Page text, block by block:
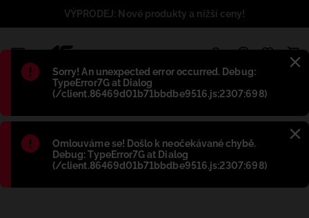
Błąd:
Sorry! An unexpected error occurred. Debug:
TypeError7G at Dialog
(/client.86469d01b71bbdbe9516.js:2307:698)
Błąd:
Omlouváme se! Došlo k neočekávané chybě.
Debug: TypeError7G at Dialog
(/client.86469d01b71bbdbe9516.js:2307:698)
VÝPRODEJ: Nové produkty a nižší ceny!